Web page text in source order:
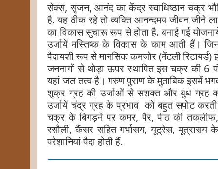
सेक्स, सृजन, आनंद का केंद्र स्वाधिष्ठान चक्र
है. यह ठीक रहे तो व्यक्ति आनन्दमय जीवन जीने
का विकास सुचारू रूप से होता है. बनाई गई
उर्जायें मस्तिष्क के विकास के काम आती हैं।
पैदायशी रूप से मानसिक कमजोर (मेंटली रिटायर्ड)
जननागों से थोड़ा ऊपर स्थापित इस चक्र की 6
यहां जल तत्व है। गरुण पुराण के मुताबिक इसमें
शुक्र ग्रह की उर्जाओं से सशक्त और बुध ग्रह
उर्जायें चंद्र ग्रह के प्रभाव को बहुत सपोट
चक्र के बिगड़ने पर कमर, पैर, पीठ की
रसौली, कैंसर सहित गर्भासय, यूट्रेस,
परेशानियां पैदा होती हैं.